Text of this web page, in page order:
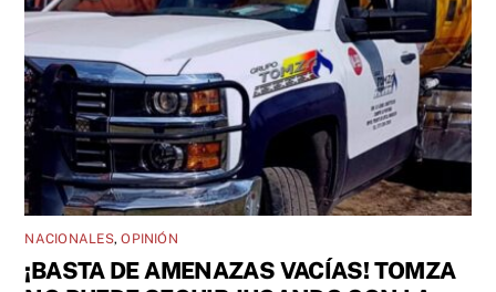
NACIONALES,OPINIÓN
¡BASTA DE AMENAZAS VACÍAS! TOMZA